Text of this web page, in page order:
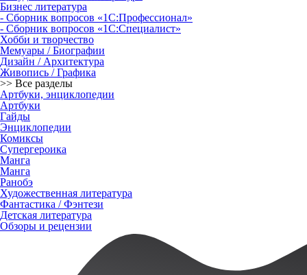
Бизнес литература
- Сборник вопросов «1С:Профессионал»
- Сборник вопросов «1С:Специалист»
Хобби и творчество
Мемуары / Биографии
Дизайн / Архитектура
Живопись / Графика
>> Все разделы
Артбуки, энциклопедии
Артбуки
Гайды
Энциклопедии
Комиксы
Супергероика
Манга
Манга
Ранобэ
Художественная литература
Фантастика / Фэнтези
Детская литература
Обзоры и рецензии